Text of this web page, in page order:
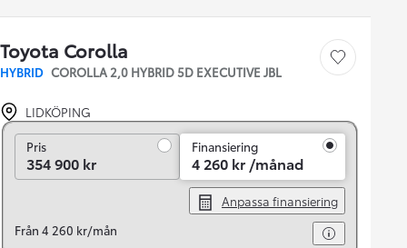
Toyota Corolla
HYBRID COROLLA 2,0 HYBRID 5D EXECUTIVE JBL
Save car
LIDKÖPING
PrisPris
354 900 kr
Finansiering
4 260 kr /månad
Anpassa finansiering
Från 4 260 kr/mån